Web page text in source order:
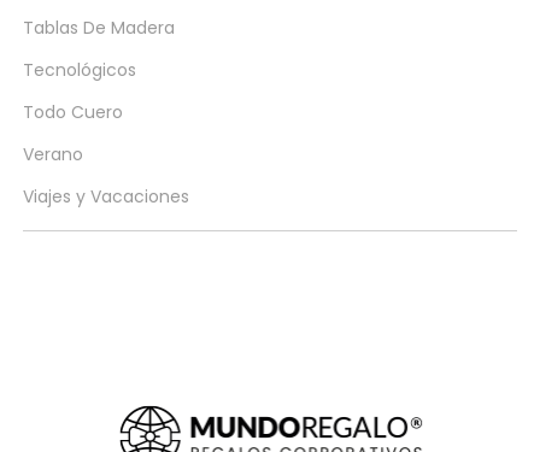
Tablas De Madera
Tecnológicos
Todo Cuero
Verano
Viajes y Vacaciones